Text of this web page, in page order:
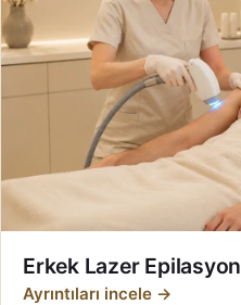
Erkek Lazer Epilasyon
Ayrıntıları incele →